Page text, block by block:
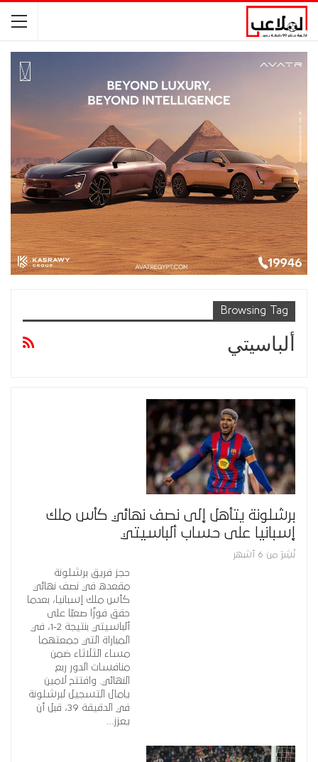
Browsing Tag
ألباسيتي
برشلونة يتأهل إلى نصف نهائي كأس ملك
إسبانيا على حساب ألباسيتي
نُشِرَ من 6 أشهر
حجز فريق برشلونة
مقعده في نصف نهائي
كأس ملك إسبانيا، بعدما
حقق فوزًا صعبًا على
ألباسيتي بنتيجة 2-1، في
المباراة التي جمعتهما
مساء الثلاثاء ضمن
منافسات الدور ربع
النهائي. وافتتح لامين
يامال التسجيل لبرشلونة
في الدقيقة 39، قبل أن
يعزز…